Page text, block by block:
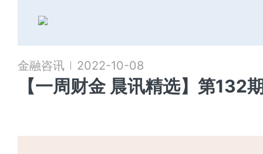
金融咨讯 2022-10-08
【一周财金 晨讯精选】第132